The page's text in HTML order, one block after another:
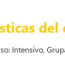
del
Intensivo,